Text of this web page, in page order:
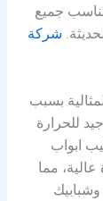
جميع
شركة
بسبب
للحرارة
ابواب
مما